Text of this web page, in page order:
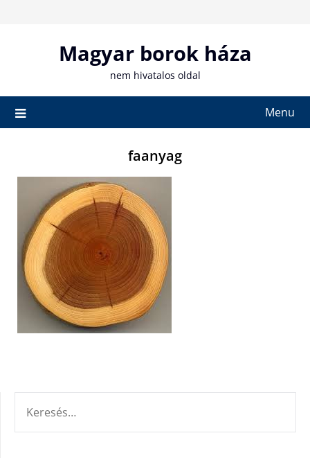
Magyar borok háza
nem hivatalos oldal
Menu
faanyag